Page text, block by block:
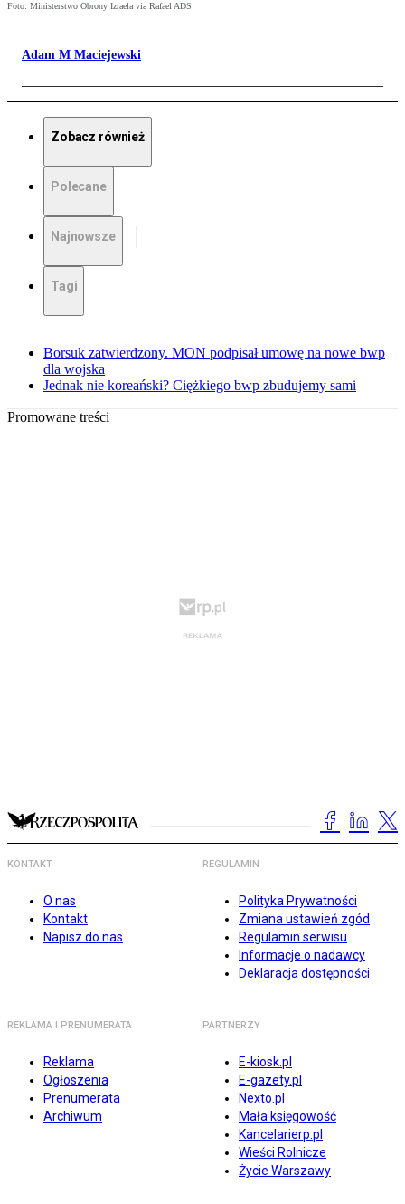
Foto: Ministerstwo Obrony Izraela via Rafael ADS
Adam M Maciejewski
Zobacz również
Polecane
Najnowsze
Tagi
Borsuk zatwierdzony. MON podpisał umowę na nowe bwp
dla wojska
Jednak nie koreański? Ciężkiego bwp zbudujemy sami
Promowane treści
KONTAKT
O nas
Kontakt
Napisz do nas
REGULAMIN
Polityka Prywatności
Zmiana ustawień zgód
Regulamin serwisu
Informacje o nadawcy
Deklaracja dostępności
REKLAMA I PRENUMERATA
Reklama
Ogłoszenia
Prenumerata
Archiwum
PARTNERZY
E-kiosk.pl
E-gazety.pl
Nexto.pl
Mała księgowość
Kancelarierp.pl
Wieści Rolnicze
Życie Warszawy